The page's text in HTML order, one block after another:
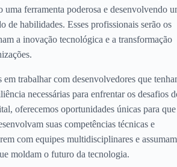
uma ferramenta poderosa e desenvolvendo
de habilidades. Esses profissionais serão os
a inovação tecnológica e a transformação
em trabalhar com desenvolvedores que
necessárias para enfrentar os desafios
oferecemos oportunidades únicas para que
suas competências técnicas e
com equipes multidisciplinares e assumam
moldam o futuro da tecnologia.